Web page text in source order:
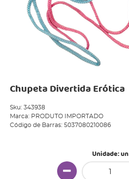
Chupeta Divertida Erótica
Sku: 343938
Marca: PRODUTO IMPORTADO
Código de Barras: 5037080210086
Unidade: un